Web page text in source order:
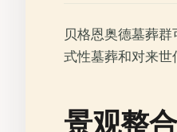
贝格恩奥德墓葬
式性墓葬和对来世
景观整